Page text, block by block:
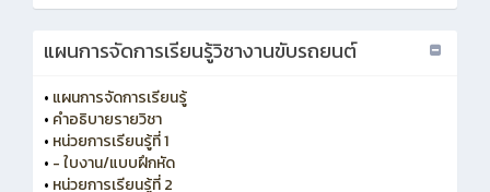
แผนการจัดการเรียนรู้วิชางานขับรถยนต์
• แผนการจัดการเรียนรู้
• คำอธิบายรายวิชา
• หน่วยการเรียนรู้ที่ 1
• - ใบงาน/แบบฝึกหัด
• หน่วยการเรียนรู้ที่ 2